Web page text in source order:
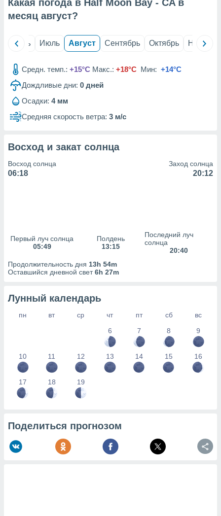
из
данных
1199
Какая погода в Half Moon Bay - CA в
месяц август?
Июнь Июль Август Сентябрь Октябрь Ноябрь
Средн. темп.: +15°C Макс.: +18°C Мин: +14°C
Дождливые дни: 0 дней
Осадки: 4 мм
Средняя скорость ветра: 3 м/с
Восход и закат солнца
Восход солнца
06:18
Заход солнца
20:12
Первый луч солнца
05:49
Полдень
13:15
Последний луч
солнца
20:40
Продолжительность дня 13h 54m
Оставшийся дневной свет6h 27m
Лунный календарь
пн вт ср чт пт сб
вс
6
7 8 9
10 11 12 13 14 15 16
17 18 19
Поделиться прогнозом